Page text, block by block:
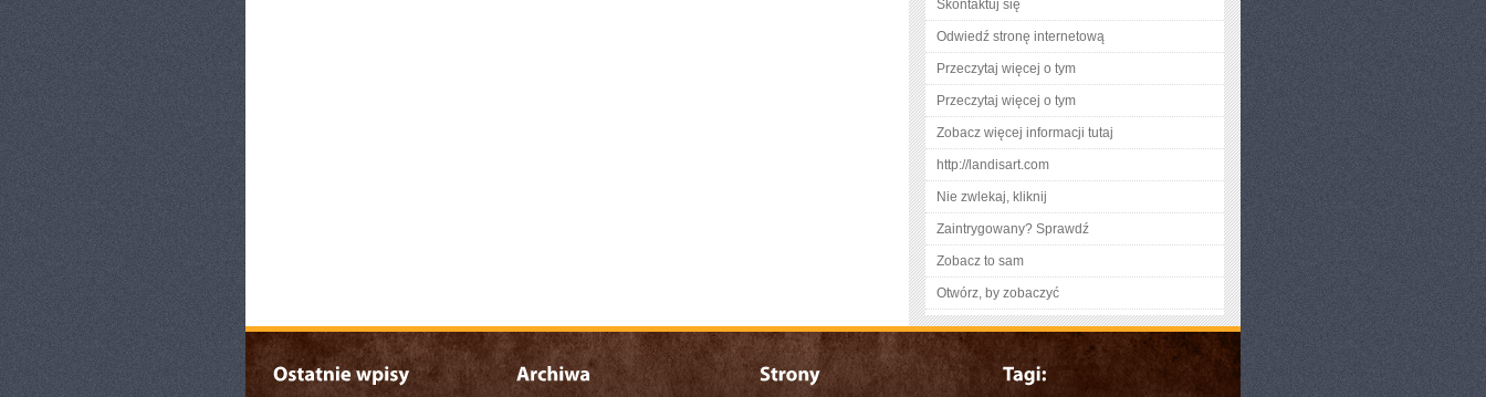
Skontaktuj się
Odwiedź stronę internetową
Przeczytaj więcej o tym
Przeczytaj więcej o tym
Zobacz więcej informacji tutaj
http://landisart.com
Nie zwlekaj, kliknij
Zaintrygowany? Sprawdź
Zobacz to sam
Otwórz, by zobaczyć